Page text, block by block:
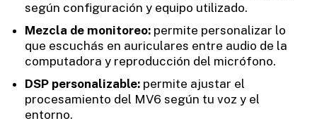
según configuración y equipo utilizado.
Mezcla de monitoreo: permite personalizar lo
que escuchás en auriculares entre audio de la
computadora y reproducción del micrófono.
DSP personalizable: permite ajustar el
procesamiento del MV6 según tu voz y el
entorno.